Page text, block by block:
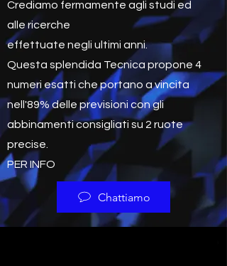
Crediamo fermamente agli studi ed
alle ricerche
effettuate negli ultimi anni.
Questa splendida Tecnica propone 4
numeri esatti che portano a vincita
nell'89% delle previsioni con gli
abbinamenti consigliati su 2 ruote
precise.
PER INFO
Chattiamo